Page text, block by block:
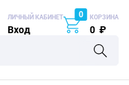
ЛИЧНЫЙ КАБИНЕТ
Вход
0 КОРЗИНА
0 ₽